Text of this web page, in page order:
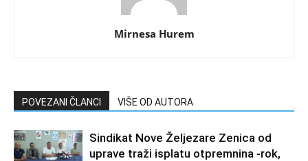
Mirnesa Hurem
POVEZANI ČLANCI VIŠE OD AUTORA
Sindikat Nove Željezare Zenica od
uprave traži isplatu otpremnina -rok,